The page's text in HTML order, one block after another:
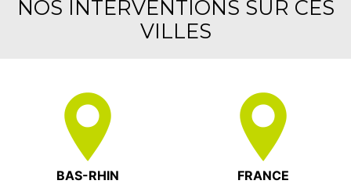
NOS INTERVENTIONS SUR CES
VILLES
BAS-RHIN FRANCE